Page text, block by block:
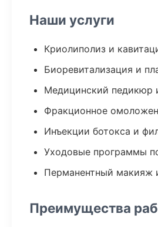
Наши услуги
Криолиполиз и
Биоревитализация и
Медицинский педикюр
Фракционное
Инъекции ботокса и
Уходовые программы
Перманентный макияж
Преимущества